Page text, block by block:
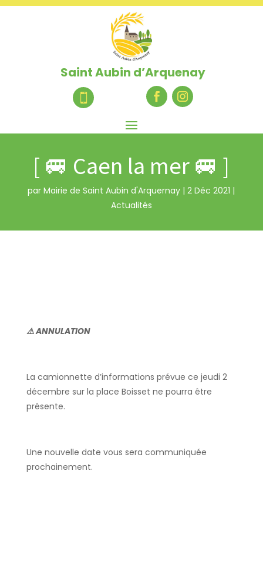
Saint Aubin d’Arquenay

[ 🚐 Caen la mer 🚐 ]
parMairie de Saint Aubin d'Arquernay |2 Déc 2021 |
Actualités
⚠ANNULATION
La camionnette d’informations prévue ce jeudi 2
décembre sur la place Boisset ne pourra être
présente.
Une nouvelle date vous sera communiquée
prochainement.